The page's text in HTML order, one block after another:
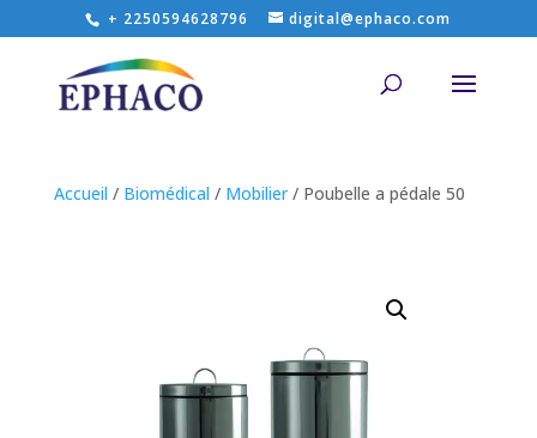
+ 2250594628796 digital@ephaco.com
Accueil / Biomédical / Mobilier/ Poubelle a pédale 50